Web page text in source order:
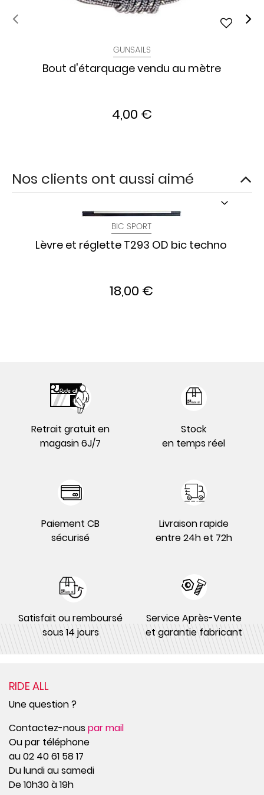
GUNSAILS
Bout d'étarquage vendu au mètre
4,00 €
Nos clients ont aussi aimé
BIC SPORT
Lèvre et réglette T293 OD bic techno
18,00 €
Retrait gratuit en
magasin 6J/7
Stock
en temps réel
Paiement CB
sécurisé
Livraison rapide
entre 24h et 72h
Satisfait ou remboursé
sous 14 jours
Service Après-Vente
et garantie fabricant
RIDE ALL
Une question ?
Contactez-nouspar mail
Ou par téléphone
au 02 40 61 58 17
Du lundi au samedi
De 10h30 à 19h